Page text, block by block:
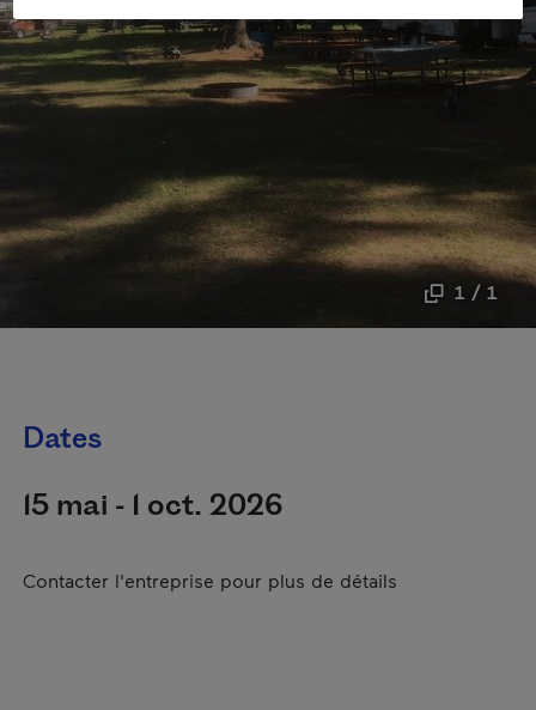
1 / 1
Dates
15 mai - 1 oct. 2026
Contacter l'entreprise pour plus de détails